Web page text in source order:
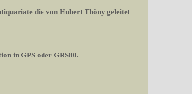
die von Hubert Thöny geleitet
in GPS oder GRS80.